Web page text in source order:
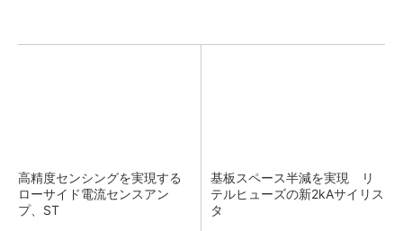
高精度センシングを実現する
ローサイド電流センスアン
プ、ST
基板スペース半減を実現 リ
テルヒューズの新2kAサイリス
タ